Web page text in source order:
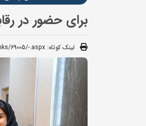
برای حضور در
لینک کوتاه: 69005/-.aspx